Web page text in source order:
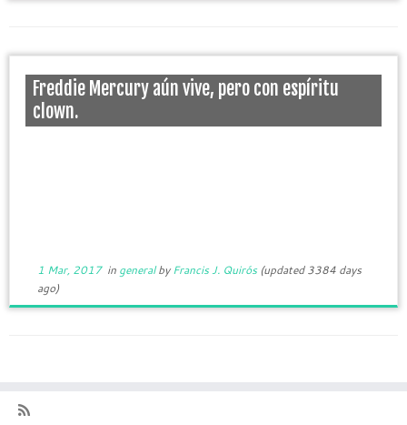
Freddie Mercury aún vive, pero con espíritu
clown.
1 Mar, 2017in generalbyFrancis J. Quirós(updated 3384 days
ago)